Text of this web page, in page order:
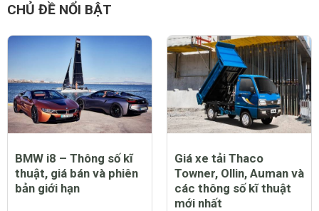
CHỦ ĐỀ NỔI BẬT
BMW i8 – Thông số kĩ
thuật, giá bán và phiên
bản giới hạn
Giá xe tải Thaco
Towner, Ollin, Auman và
các thông số kĩ thuật
mới nhất